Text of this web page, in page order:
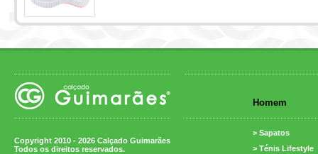
Copyright 2010 - 2026 Calçado Guimarães
Todos os direitos reservados.
Homem
> Sapatos
> Ténis Lifestyle